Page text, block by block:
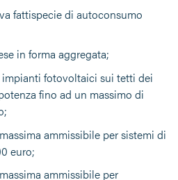
fattispecie di autoconsumo
in forma aggregata;
fotovoltaici sui tetti dei
fino ad un massimo di
ammissibile per sistemi di
euro;
ammissibile per